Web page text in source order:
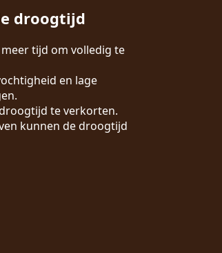
droogtijd
tijd om volledig te
en lage
te verkorten.
kunnen de droogtijd